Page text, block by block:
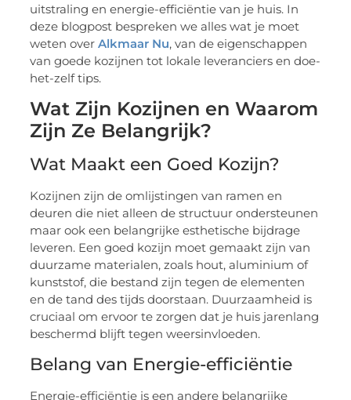
uitstraling en energie-efficiëntie van je huis. In
deze blogpost bespreken we alles wat je moet
weten overAlkmaar Nu, van de eigenschappen
van goede kozijnen tot lokale leveranciers en doe-
het-zelf tips.
Wat Zijn Kozijnen en Waarom
Zijn Ze Belangrijk?
Wat Maakt een Goed Kozijn?
Kozijnen zijn de omlijstingen van ramen en
deuren die niet alleen de structuur ondersteunen
maar ook een belangrijke esthetische bijdrage
leveren. Een goed kozijn moet gemaakt zijn van
duurzame materialen, zoals hout, aluminium of
kunststof, die bestand zijn tegen de elementen
en de tand des tijds doorstaan. Duurzaamheid is
cruciaal om ervoor te zorgen dat je huis jarenlang
beschermd blijft tegen weersinvloeden.
Belang van Energie-efficiëntie
Energie-efficiëntie is een andere belangrijke